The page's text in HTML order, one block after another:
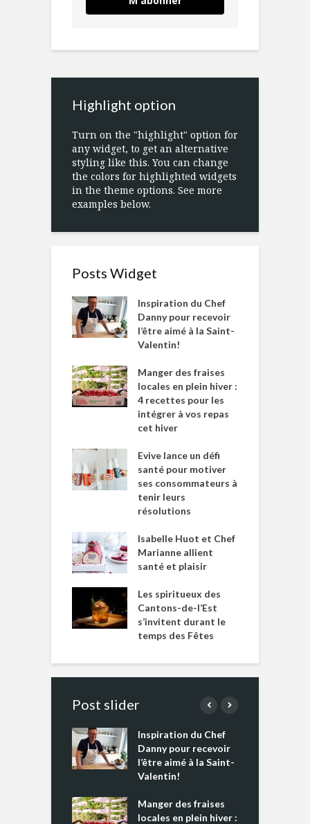
Highlight option
Turn on the "highlight" option for
any widget, to get an alternative
styling like this. You can change
the colors for highlighted widgets
in the theme options. See more
examples below.
Posts Widget
Inspiration du Chef
Danny pour recevoir
l’être aimé à la Saint-
Valentin!
Manger des fraises
locales en plein hiver :
4 recettes pour les
intégrer à vos repas
cet hiver
Evive lance un défi
santé pour motiver
ses consommateurs à
tenir leurs
résolutions
Isabelle Huot et Chef
Marianne allient
santé et plaisir
Les spiritueux des
Cantons-de-l’Est
s’invitent durant le
temps des Fêtes
Post slider
Inspiration du Chef
Danny pour recevoir
l’être aimé à la Saint-
Valentin!
Manger des fraises
locales en plein hiver :